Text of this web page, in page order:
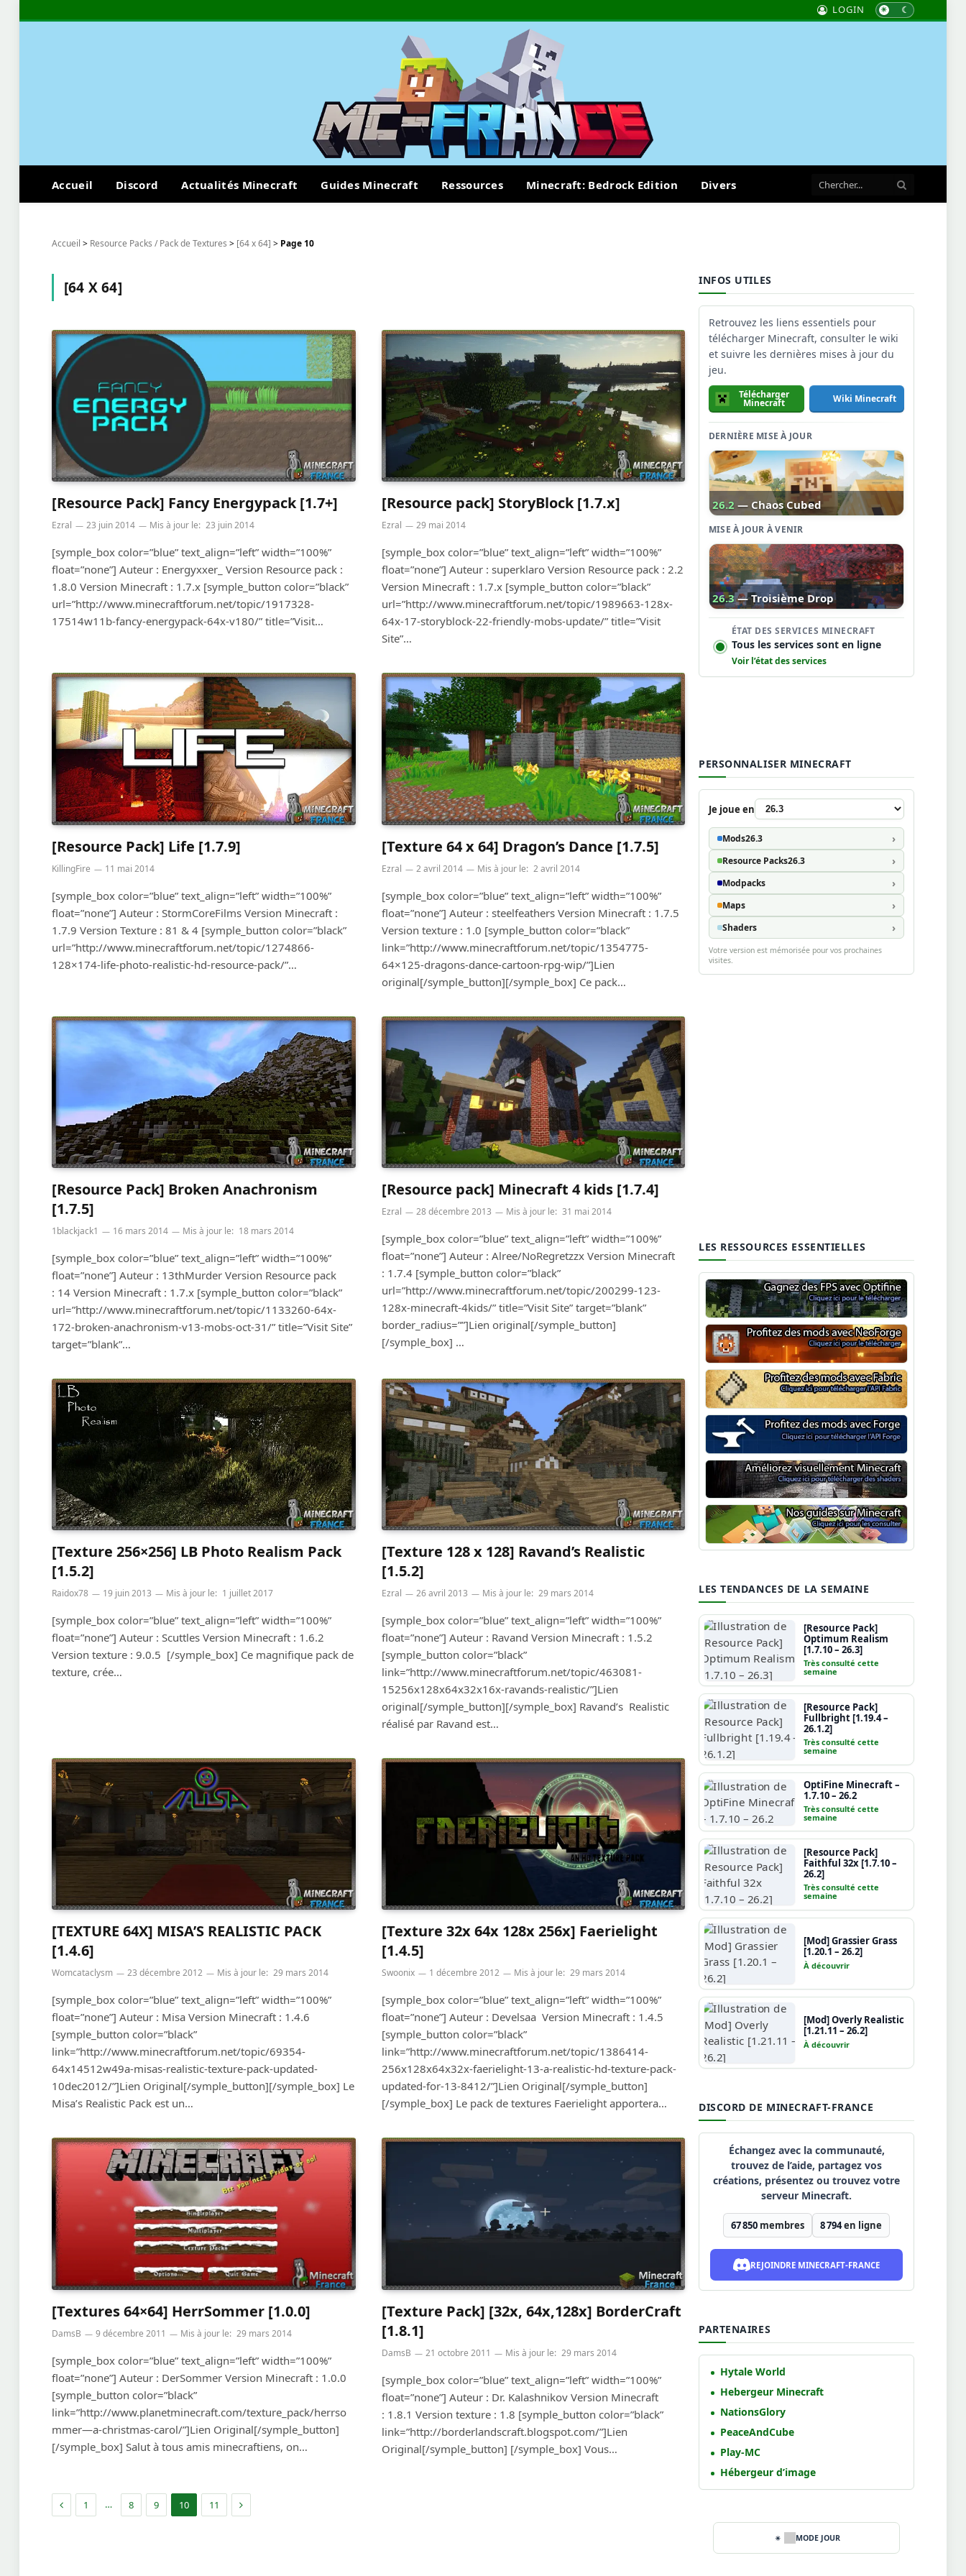
LOGIN
Accueil Discord Actualités Minecraft Guides Minecraft Ressources Minecraft: Bedrock Edition Divers
Accueil > Resource Packs / Pack de Textures > [64 x 64] > Page 10
[64 X 64]
[Resource Pack] Fancy Energypack [1.7+]
Ezral 23 juin 2014 Mis à jour le: 23 juin 2014
[symple_box color=”blue” text_align=”left” width=”100%”
float=”none”] Auteur : Energyxxer_ Version Resource pack :
1.8.0 Version Minecraft : 1.7.x [symple_button color=”black”
url=”http://www.minecraftforum.net/topic/1917328-
17514w11b-fancy-energypack-64x-v180/” title=”Visit…
[Resource pack] StoryBlock [1.7.x]
Ezral 29 mai 2014
[symple_box color=”blue” text_align=”left” width=”100%”
float=”none”] Auteur : superklaro Version Resource pack : 2.2
Version Minecraft : 1.7.x [symple_button color=”black”
url=”http://www.minecraftforum.net/topic/1989663-128x-
64x-17-storyblock-22-friendly-mobs-update/” title=”Visit
Site”…
[Resource Pack] Life [1.7.9]
KillingFire 11 mai 2014
[symple_box color=”blue” text_align=”left” width=”100%”
float=”none”] Auteur : StormCoreFilms Version Minecraft :
1.7.9 Version Texture : 81 & 4 [symple_button color=”black”
url=”http://www.minecraftforum.net/topic/1274866-
128×174-life-photo-realistic-hd-resource-pack/”…
[Texture 64 x 64] Dragon’s Dance [1.7.5]
Ezral 2 avril 2014 Mis à jour le: 2 avril 2014
[symple_box color=”blue” text_align=”left” width=”100%”
float=”none”] Auteur : steelfeathers Version Minecraft : 1.7.5
Version texture : 1.0 [symple_button color=”black”
link=”http://www.minecraftforum.net/topic/1354775-
64×125-dragons-dance-cartoon-rpg-wip/”]Lien
original[/symple_button][/symple_box] Ce pack…
[Resource Pack] Broken Anachronism
[1.7.5]
1blackjack1 16 mars 2014 Mis à jour le: 18 mars 2014
[symple_box color=”blue” text_align=”left” width=”100%”
float=”none”] Auteur : 13thMurder Version Resource pack
: 14 Version Minecraft : 1.7.x [symple_button color=”black”
url=”http://www.minecraftforum.net/topic/1133260-64x-
172-broken-anachronism-v13-mobs-oct-31/” title=”Visit Site”
target=”blank”…
[Resource pack] Minecraft 4 kids [1.7.4]
Ezral 28 décembre 2013 Mis à jour le: 31 mai 2014
[symple_box color=”blue” text_align=”left” width=”100%”
float=”none”] Auteur : Alree/NoRegretzzx Version Minecraft
: 1.7.4 [symple_button color=”black”
url=”http://www.minecraftforum.net/topic/200299-123-
128x-minecraft-4kids/” title=”Visit Site” target=”blank”
border_radius=””]Lien original[/symple_button]
[/symple_box] …
[Texture 256×256] LB Photo Realism Pack
[1.5.2]
Raidox78 19 juin 2013 Mis à jour le: 1 juillet 2017
[symple_box color=”blue” text_align=”left” width=”100%”
float=”none”] Auteur : Scuttles Version Minecraft : 1.6.2
Version texture : 9.0.5 [/symple_box] Ce magnifique pack de
texture, crée…
[Texture 128 x 128] Ravand’s Realistic
[1.5.2]
Ezral 26 avril 2013 Mis à jour le: 29 mars 2014
[symple_box color=”blue” text_align=”left” width=”100%”
float=”none”] Auteur : Ravand Version Minecraft : 1.5.2
[symple_button color=”black”
link=”http://www.minecraftforum.net/topic/463081-
15256x128x64x32x16x-ravands-realistic/”]Lien
original[/symple_button][/symple_box] Ravand’s Realistic
réalisé par Ravand est…
[TEXTURE 64X] MISA’S REALISTIC PACK
[1.4.6]
Womcataclysm 23 décembre 2012 Mis à jour le: 29 mars 2014
[symple_box color=”blue” text_align=”left” width=”100%”
float=”none”] Auteur : Misa Version Minecraft : 1.4.6
[symple_button color=”black”
link=”http://www.minecraftforum.net/topic/69354-
64x14512w49a-misas-realistic-texture-pack-updated-
10dec2012/”]Lien Original[/symple_button][/symple_box] Le
Misa’s Realistic Pack est un…
[Texture 32x 64x 128x 256x] Faerielight
[1.4.5]
Swoonix 1 décembre 2012 Mis à jour le: 29 mars 2014
[symple_box color=”blue” text_align=”left” width=”100%”
float=”none”] Auteur : Develsaa Version Minecraft : 1.4.5
[symple_button color=”black”
link=”http://www.minecraftforum.net/topic/1386414-
256x128x64x32x-faerielight-13-a-realistic-hd-texture-pack-
updated-for-13-8412/”]Lien Original[/symple_button]
[/symple_box] Le pack de textures Faerielight apportera…
[Textures 64×64] HerrSommer [1.0.0]
DamsB 9 décembre 2011 Mis à jour le: 29 mars 2014
[symple_box color=”blue” text_align=”left” width=”100%”
float=”none”] Auteur : DerSommer Version Minecraft : 1.0.0
[symple_button color=”black”
link=”http://www.planetminecraft.com/texture_pack/herrso
mmer—a-christmas-carol/”]Lien Original[/symple_button]
[/symple_box] Salut à tous amis minecraftiens, on…
[Texture Pack] [32x, 64x,128x] BorderCraft
[1.8.1]
DamsB 21 octobre 2011 Mis à jour le: 29 mars 2014
[symple_box color=”blue” text_align=”left” width=”100%”
float=”none”] Auteur : Dr. Kalashnikov Version Minecraft
: 1.8.1 Version texture : 1.8 [symple_button color=”black”
link=”http://borderlandscraft.blogspot.com/”]Lien
Original[/symple_button] [/symple_box] Vous…
Précédent
1 … 8 9 10 11 Suivant
INFOS UTILES
Retrouvez les liens essentiels pour
télécharger Minecraft, consulter le wiki
et suivre les dernières mises à jour du
jeu.
Télécharger
Minecraft Wiki Minecraft
DERNIÈRE MISE À JOUR
26.2 — Chaos Cubed
MISE À JOUR À VENIR
26.3 — Troisième Drop
ÉTAT DES SERVICES MINECRAFT
Tous les services sont en ligne
Voir l’état des services
PERSONNALISER MINECRAFT
Je joue en
Mods26.3
Resource Packs26.3
Modpacks
Maps
Shaders
Votre version est mémorisée pour vos prochaines
visites.
LES RESSOURCES ESSENTIELLES
Optifine
NeoForge
Minecraft Fabric
Minecraft Forge
Shaders Minecraft
Guide Minecraft
LES TENDANCES DE LA SEMAINE
[Resource Pack]
Optimum Realism
[1.7.10 – 26.3]
Très consulté cette
semaine
[Resource Pack]
Fullbright [1.19.4 –
26.1.2]
Très consulté cette
semaine
OptiFine Minecraft –
1.7.10 – 26.2
Très consulté cette
semaine
[Resource Pack]
Faithful 32x [1.7.10 –
26.2]
Très consulté cette
semaine
[Mod] Grassier Grass
[1.20.1 – 26.2]
À découvrir
[Mod] Overly Realistic
[1.21.11 – 26.2]
À découvrir
DISCORD DE MINECRAFT-FRANCE
Échangez avec la communauté,
trouvez de l’aide, partagez vos
créations, présentez ou trouvez votre
serveur Minecraft.
67 850 membres 8 794en ligne
REJOINDRE MINECRAFT-FRANCE
PARTENAIRES
Hytale World
Hebergeur Minecraft
NationsGlory
PeaceAndCube
Play-MC
Hébergeur d’image
MODE JOUR